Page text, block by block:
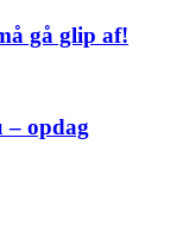
gå glip af!
– opdag